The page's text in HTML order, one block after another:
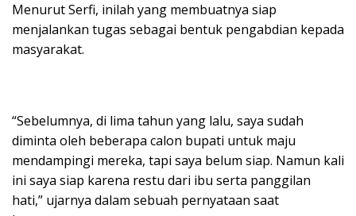
Menurut Serfi, inilah yang membuatnya siap
menjalankan tugas sebagai bentuk pengabdian kepada
masyarakat.
“Sebelumnya, di lima tahun yang lalu, saya sudah
diminta oleh beberapa calon bupati untuk maju
mendampingi mereka, tapi saya belum siap. Namun kali
ini saya siap karena restu dari ibu serta panggilan
hati,” ujarnya dalam sebuah pernyataan saat